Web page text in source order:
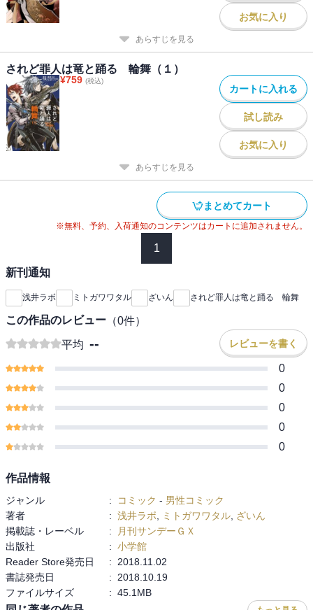
お気に入り
あらすじを見る
されど罪人は竜と踊る 輪舞（１）
¥759 (税込)
カートに入れる
試し読み
お気に入り
あらすじを見る
まとめてカート
※無料、予約、入荷通知のコンテンツはカートに追加されません。
1
新刊通知
浅井ラボ ミトガワワタル ざいん されど罪人は竜と踊る 輪舞
この作品のレビュー （0件）
平均 -- レビューを書く
0
0
0
0
0
作品情報
ジャンル : コミック - 男性コミック
著者
: 浅井ラボ ミトガワワタル ざいん
掲載誌・レーベル
:
月刊サンデーＧＸ
出版社
: 小学館
Reader Store発売日
:
2018.11.02
書誌発売日
:
2018.10.19
ファイルサイズ
: 45.1MB